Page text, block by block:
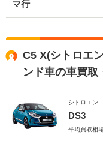
マ行
C5 X(シトロエ
ンド車の車買取
シトロエン
DS3
平均買取相